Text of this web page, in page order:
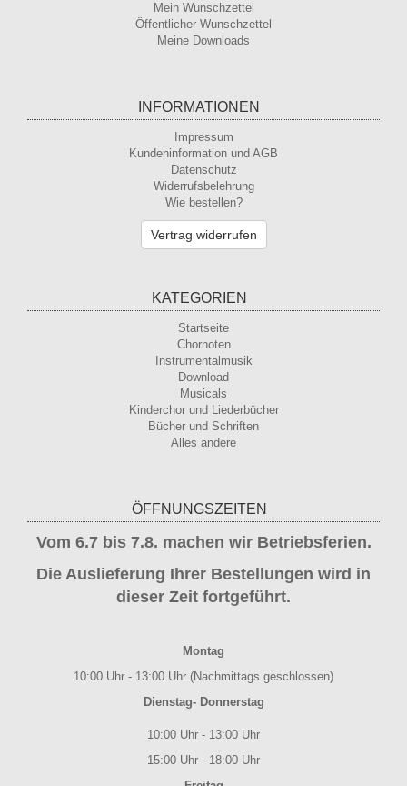
Mein Wunschzettel
Öffentlicher Wunschzettel
Meine Downloads
INFORMATIONEN
Impressum
Kundeninformation und AGB
Datenschutz
Widerrufsbelehrung
Wie bestellen?
Vertrag widerrufen
KATEGORIEN
Startseite
Chornoten
Instrumentalmusik
Download
Musicals
Kinderchor und Liederbücher
Bücher und Schriften
Alles andere
ÖFFNUNGSZEITEN
Vom 6.7 bis 7.8. machen wir Betriebsferien.
Die Auslieferung Ihrer Bestellungen wird in
dieser Zeit fortgeführt.
Montag
10:00 Uhr - 13:00 Uhr (Nachmittags geschlossen)
Dienstag- Donnerstag
10:00 Uhr - 13:00 Uhr
15:00 Uhr - 18:00 Uhr